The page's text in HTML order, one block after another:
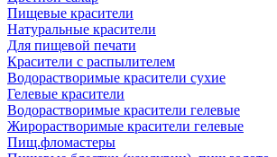
Пищевые красители
Натуральные красители
Для пищевой печати
Красители с распылителем
Водорастворимые красители сухие
Гелевые красители
Водорастворимые красители гелевые
Жирорастворимые красители гелевые
Пищ.фломастеры